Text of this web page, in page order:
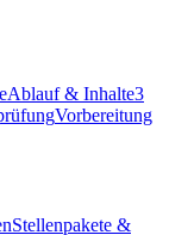
Ablauf & Inhalte3
Vorbereitung
Stellenpakete &